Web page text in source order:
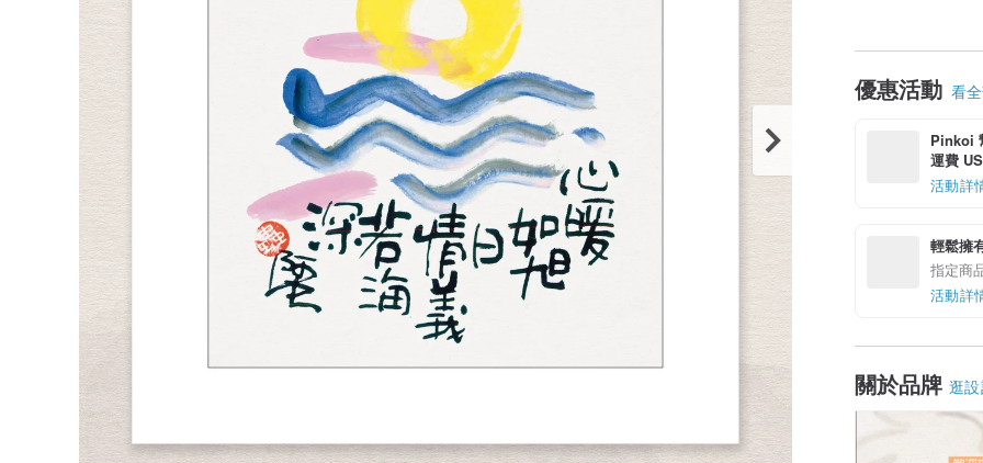
優惠活動 看
Pinkoi
運費
活動詳
輕鬆擁
指定商
活動詳
關於品牌 逛